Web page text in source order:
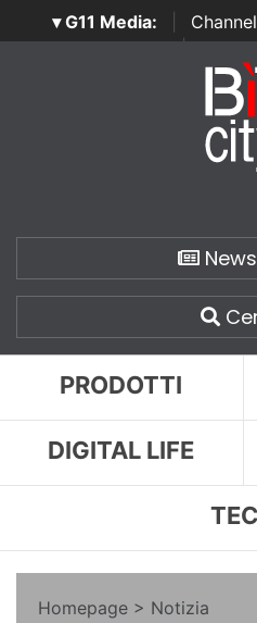
▾ G11 Media:
SecurityOpenLab | Italian
Italian
PRODOTTI
DIGITAL LIFE
Homepage > Notizia